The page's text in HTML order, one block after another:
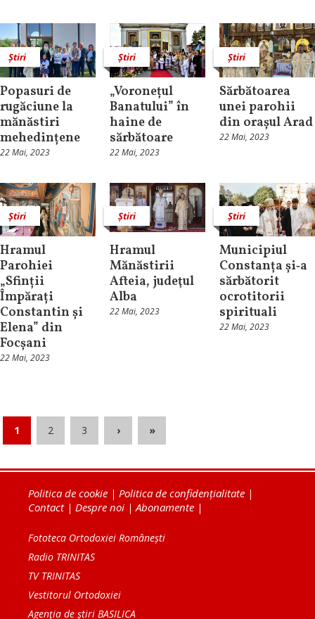
Știri
Popasuri de
rugăciune la
mănăstiri
mehedințene
22 Mai, 2023
Știri
„Voronețul
Banatului” în
haine de
sărbătoare
22 Mai, 2023
Știri
Sărbătoarea
unei parohii
din orașul Arad
22 Mai, 2023
Știri
Hramul
Parohiei
„Sfinții
Împărați
Constantin și
Elena” din
Focșani
22 Mai, 2023
Știri
Hramul
Mănăstirii
Afteia, judeţul
Alba
22 Mai, 2023
Știri
Municipiul
Constanța și‑a
sărbătorit
ocrotitorii
spirituali
22 Mai, 2023
1 2 3 › »
Politica de cookie | Politica de confidențialitate |
Contact| Despre noi |Abonamente |
Fototeca Ortodoxiei Românești
Radio TRINITAS
TV TRINITAS
Vestitorul Ortodoxiei
Agenţia de ştiri BASILICA